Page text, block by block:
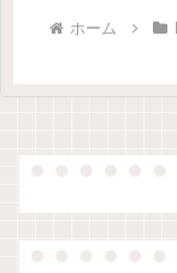
ホーム